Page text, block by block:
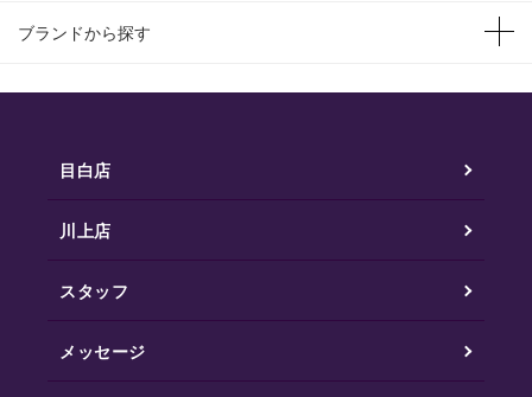
ブランドから探す
目白店
川上店
スタッフ
メッセージ